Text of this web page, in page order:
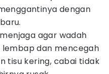
dengan
agar wadah
dan mencegah
tisu kering, cabai tidak